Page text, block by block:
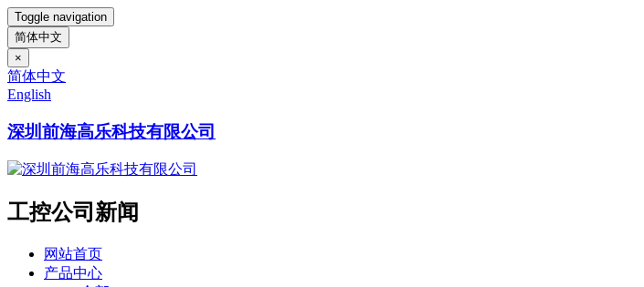
Toggle navigation
简体中文
×
简体中文
English
深圳前海高乐科技有限公司
工控公司新闻
网站首页
产品中心